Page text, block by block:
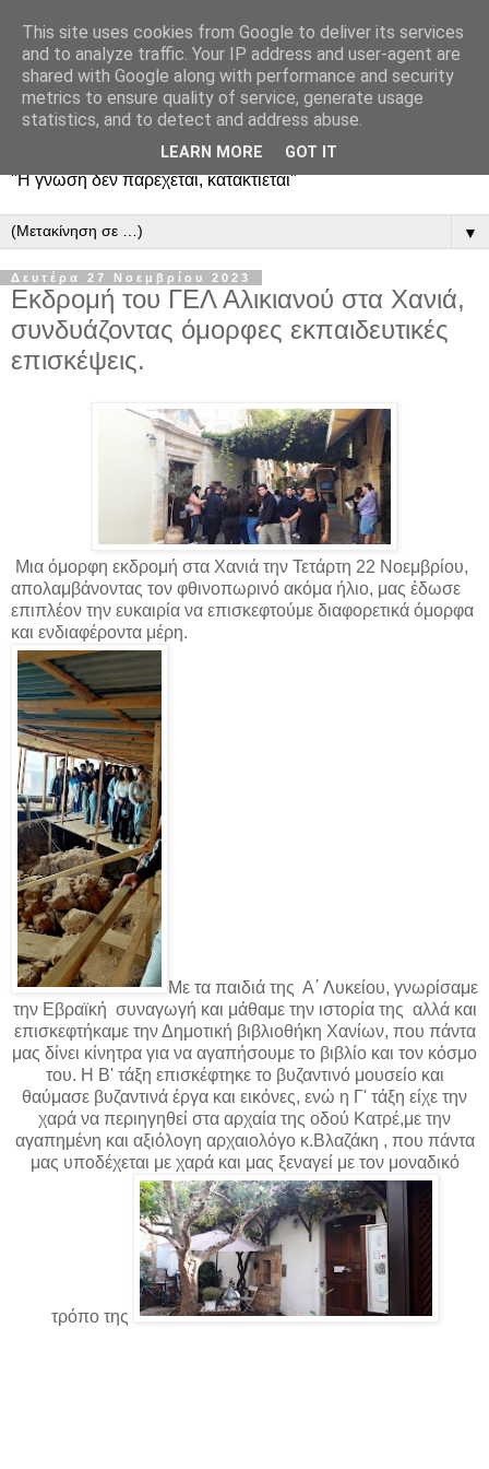
"Η γνώση δεν παρέχεται, κατακτιέται"
▼
Δευτέρα 27 Νοεμβρίου 2023
Εκδρομή του ΓΕΛ Αλικιανού στα Χανιά,
συνδυάζοντας όμορφες εκπαιδευτικές
επισκέψεις.
Μια όμορφη εκδρομή στα Χανιά την Τετάρτη 22 Νοεμβρίου,
απολαμβάνοντας τον φθινοπωρινό ακόμα ήλιο, μας έδωσε
επιπλέον την ευκαιρία να επισκεφτούμε διαφορετικά όμορφα
και ενδιαφέροντα μέρη.
Με τα παιδιά της Α΄ Λυκείου, γνωρίσαμε
την Εβραϊκή συναγωγή και μάθαμε την ιστορία της αλλά και
επισκεφτήκαμε την Δημοτική βιβλιοθήκη Χανίων, που πάντα
μας δίνει κίνητρα για να αγαπήσουμε το βιβλίο και τον κόσμο
του. Η Β' τάξη επισκέφτηκε το βυζαντινό μουσείο και
θαύμασε βυζαντινά έργα και εικόνες, ενώ η Γ' τάξη είχε την
χαρά να περιηγηθεί στα αρχαία της οδού Κατρέ,με την
αγαπημένη και αξιόλογη αρχαιολόγο κ.Βλαζάκη , που πάντα
μας υποδέχεται με χαρά και μας ξεναγεί με τον μοναδικό
τρόπο της
This site uses cookies from Google to deliver its services
and to analyze traffic. Your IP address and user-agent are
shared with Google along with performance and security
metrics to ensure quality of service, generate usage
statistics, and to detect and address abuse.
LEARN MORE GOT IT